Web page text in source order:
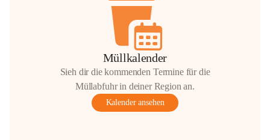
Müllkalender
Sieh dir die kommenden Termine für die
Müllabfuhr in deiner Region an.
Kalender ansehen